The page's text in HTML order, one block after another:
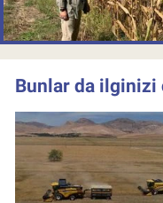
Bunlar da ilginizi